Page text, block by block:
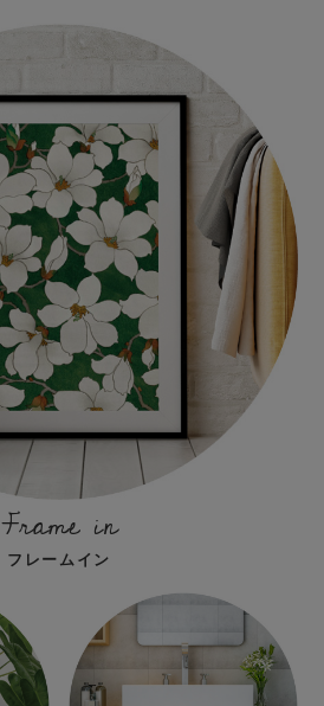
Frame in
フレームイン